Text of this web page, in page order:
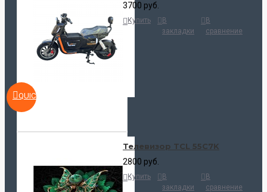
QUICKVIEW
3700 руб.
Купить
В
закладки
В
сравнение
Телевизор TCL 55C7K
2800 руб.
Купить
В
закладки
В
сравнение